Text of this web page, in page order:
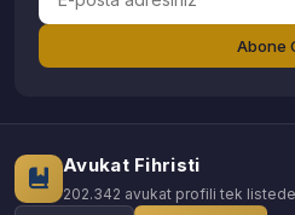
Abone
Avukat Fihristi
202.342 avukat profili tek listede